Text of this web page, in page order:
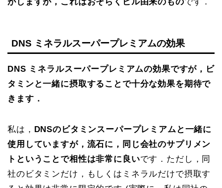
がしますが，これはおそらくピル由来のものです．
DNS ミネラルスーパープレミアムの効果
DNS ミネラルスーパープレミアムの効果ですが，ビ
タミンと一緒に摂取することで十分な効果を期待で
きます．
私は， DNSのビタミンスーパープレミアムと一緒に
使用していますが，流石に，同じ会社のサプリメン
トということで相性は非常に良いです．ただし，同
社のビタミンだけ，もしくはミネラルだけで摂取す